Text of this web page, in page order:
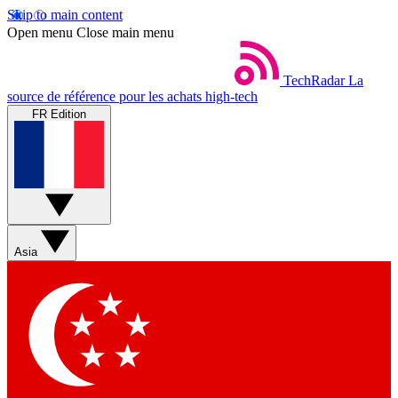
Skip to main content
Open menu Close main menu
TechRadar La
source de référence pour les achats high-tech
FR Edition
Asia